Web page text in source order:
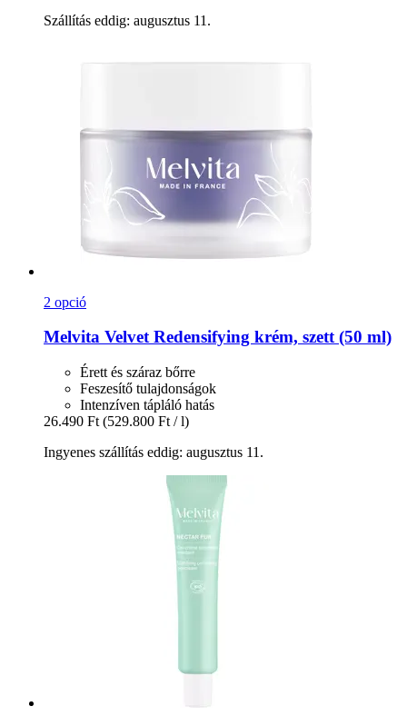
Szállítás eddig: augusztus 11.
2 opció
Melvita Velvet Redensifying krém, szett (50 ml)
Érett és száraz bőrre
Feszesítő tulajdonságok
Intenzíven tápláló hatás
26.490 Ft (529.800 Ft / l)
Ingyenes szállítás eddig: augusztus 11.